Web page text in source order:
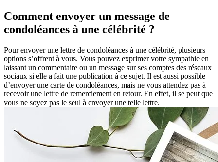
Comment envoyer un message de
condoléances à une célébrité ?
Pour envoyer une lettre de condoléances à une célébrité, plusieurs
options s’offrent à vous. Vous pouvez exprimer votre sympathie en
laissant un commentaire ou un message sur ses comptes des réseaux
sociaux si elle a fait une publication à ce sujet. Il est aussi possible
d’envoyer une carte de condoléances, mais ne vous attendez pas à
recevoir une lettre de remerciement en retour. En effet, il se peut que
vous ne soyez pas le seul à envoyer une telle lettre.